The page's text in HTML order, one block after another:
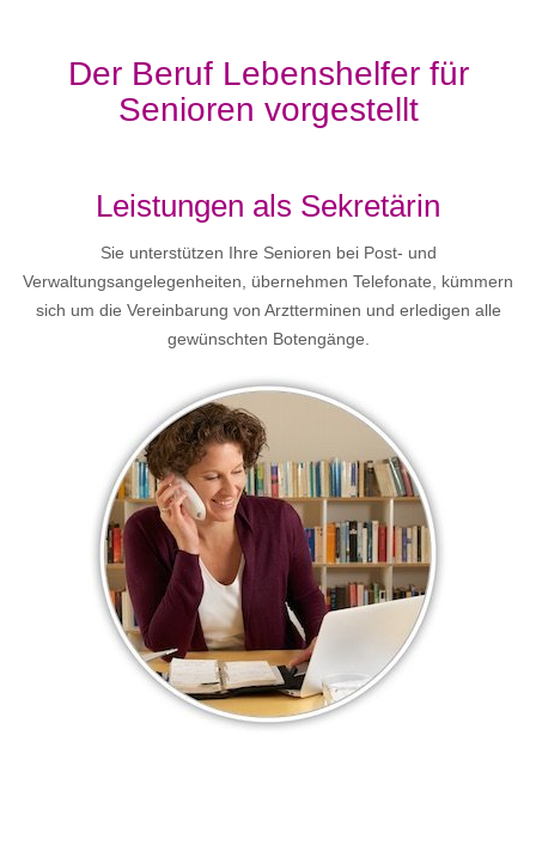
Der Beruf Lebenshelfer für
Senioren vorgestellt
Leistungen als Sekretärin
Sie unterstützen Ihre Senioren bei Post- und
Verwaltungsangelegenheiten, übernehmen Telefonate, kümmern
sich um die Vereinbarung von Arztterminen und erledigen alle
gewünschten Botengänge.